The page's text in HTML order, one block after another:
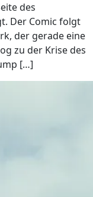
des
Der Comic folgt
der gerade eine
zu der Krise des
[…]